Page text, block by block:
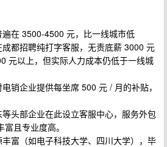
在 3500-4500 元，比一线城市低
都招聘纯打字客服，无责底薪 3000 元
元以上，但实际人力成本仍低于一线城
销企业提供每坐席 500 元 / 月的补贴，
头部企业在此设立客服中心，服务外包
且专业度高。
富（如电子科技大学、四川大学），毕